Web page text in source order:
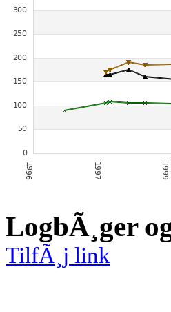
LogbÃ¸ger
TilfÃ¸j link